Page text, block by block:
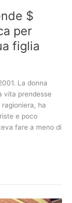
$
per
figlia
La donna
vita prendesse
ha
e poco
fare a meno di